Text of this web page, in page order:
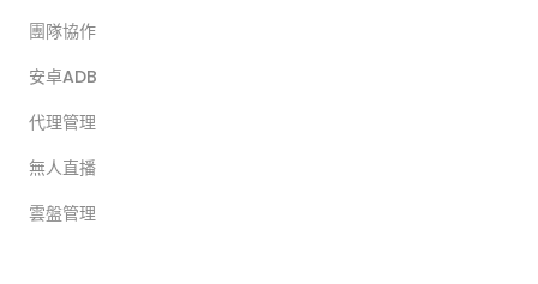
團隊協作
安卓ADB
代理管理
無人直播
雲盤管理